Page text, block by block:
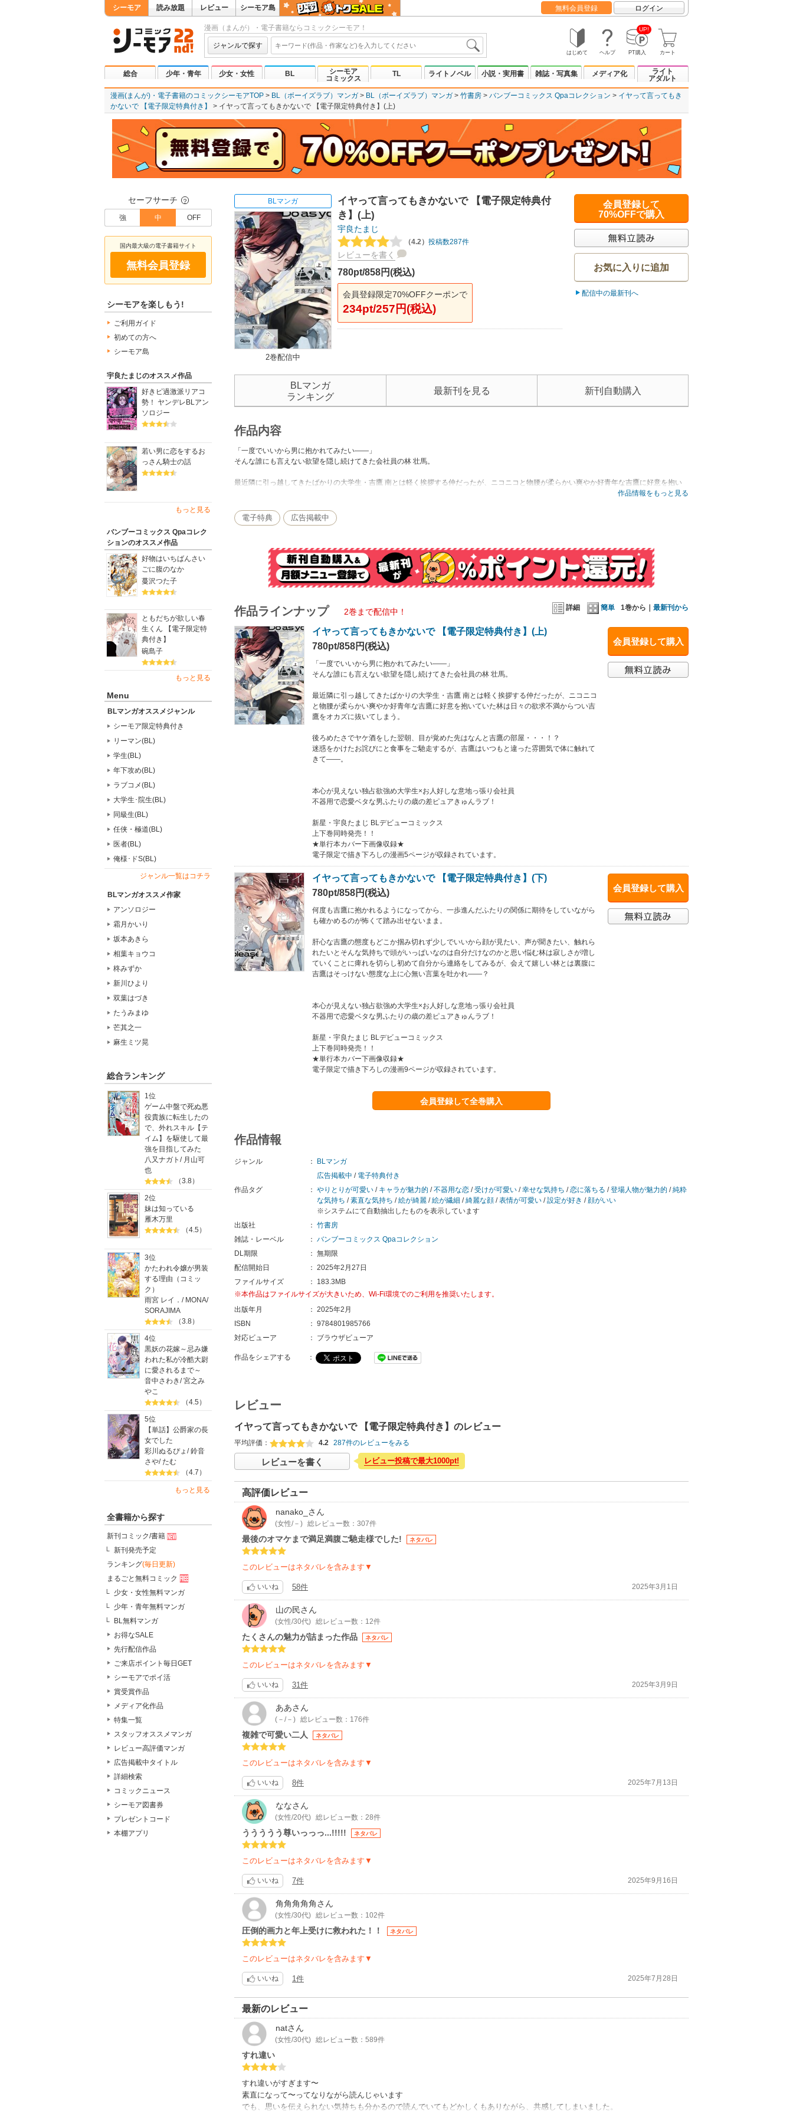
シーモア 読み放題 レビュー シーモア島 無料会員登録 ログイン
漫画（まんが）・電子書籍ならコミックシーモア！
ジャンルで探す
はじめて ヘルプ
UP!
PT購入 カート
総合 少年・青年 少女・女性 BL
シーモア
コミックス
TL ライトノベル 小説・実用書 雑誌・写真集 メディア化
ライト
アダルト
漫画(まんが)・電子書籍のコミックシーモアTOP BL（ボーイズラブ）マンガ BL（ボーイズラブ）マンガ 竹書房 バンブーコミックス Qpaコレクション
イヤって言ってもき
かないで 【電子限定特典付き】
イヤって言ってもきかないで 【電子限定特典付き】(上)
セーフサーチ ？
強 中 OFF
国内最大級の電子書籍サイト
無料会員登録
シーモアを楽しもう!
ご利用ガイド
初めての方へ
シーモア島
宇良たまじのオススメ作品
好きピ過激派リアコ
勢！ ヤンデレBLアン
ソロジー
若い男に恋をするお
っさん騎士の話
もっと見る
バンブーコミックス Qpaコレク
ションのオススメ作品
好物はいちばんさい
ごに腹のなか
蔓沢つた子
ともだちが欲しい春
生くん 【電子限定特
典付き】
碗島子
もっと見る
Menu
BLマンガオススメジャンル
シーモア限定特典付き
リーマン(BL)
学生(BL)
年下攻め(BL)
ラブコメ(BL)
大学生･院生(BL)
同級生(BL)
任侠・極道(BL)
医者(BL)
俺様･ドS(BL)
ジャンル一覧はコチラ
BLマンガオススメ作家
アンソロジー
霜月かいり
坂本あきら
相葉キョウコ
柊みずか
新川ひより
双葉はづき
たうみまゆ
芒其之一
麻生ミツ晃
総合ランキング
1位
ゲーム中盤で死ぬ悪
役貴族に転生したの
で、外れスキル【テ
イム】を駆使して最
強を目指してみた
八又ナガト / 月山可
也
（3.8）
2位
妹は知っている
雁木万里
（4.5）
3位
かたわれ令嬢が男装
する理由（コミッ
ク）
雨宮 レイ． / MONA/
SORAJIMA
（3.8）
4位
黒妖の花嫁～忌み嫌
われた私が冷酷大尉
に愛されるまで～
音中さわき/宮之み
やこ
（4.5）
5位
【単話】公爵家の長
女でした
彩川ぬるぴょ /鈴音
さや/たむ
（4.7）
もっと見る
全書籍から探す
新刊コミック/書籍
新刊発売予定
ランキング(毎日更新)
まるごと無料コミック
少女・女性無料マンガ
少年・青年無料マンガ
BL無料マンガ
お得なSALE
先行配信作品
ご来店ポイント毎日GET
シーモアでポイ活
賞受賞作品
メディア化作品
特集一覧
スタッフオススメマンガ
レビュー高評価マンガ
広告掲載中タイトル
詳細検索
コミックニュース
シーモア図書券
プレゼントコード
本棚アプリ
BLマンガ
2巻配信中
イヤって言ってもきかないで 【電子限定特典付
き】(上)
宇良たまじ
（4.2） 投稿数287件
レビューを書く
780pt/858円(税込)
会員登録限定70%OFFクーポンで
234pt/257円(税込)
会員登録して
70%OFFで購入
お気に入りに追加
配信中の最新刊へ
BLマンガ
ランキング
最新刊を見る 新刊自動購入
作品内容
「一度でいいから男に抱かれてみたい――」
そんな誰にも言えない欲望を隠し続けてきた会社員の林 壮馬。
最近隣に引っ越してきたばかりの大学生・吉鷹 南とは軽く挨拶する仲だったが、ニコニコと物腰が柔らかい爽やか好青年な吉鷹に好意を抱い
後ろめたさでヤケ酒をした翌朝、目が覚めた先はなんと吉鷹の部屋・・・！？
迷惑をかけたお詫びにと食事をご馳走するが、吉鷹はいつもと違った雰囲気で体に触れてきて――。
本心が見えない独占欲強め大学生×お人好しな意地っ張り会社員
不器用で恋愛ベタな男ふたりの歳の差ピュアきゅんラブ！
新星・宇良たまじ BLデビューコミックス
★単行本カバー下画像収録★
作品情報をもっと見る
電子特典 広告掲載中
詳細 簡単 1巻から｜ 最新刊から
作品ラインナップ 2巻まで配信中！
会員登録して購入
イヤって言ってもきかないで 【電子限定特典付き】(上)
780pt/858円(税込)
「一度でいいから男に抱かれてみたい――」
そんな誰にも言えない欲望を隠し続けてきた会社員の林 壮馬。
最近隣に引っ越してきたばかりの大学生・吉鷹 南とは軽く挨拶する仲だったが、ニコニコ
と物腰が柔らかい爽やか好青年な吉鷹に好意を抱いていた林は日々の欲求不満からつい吉
鷹をオカズに抜いてしまう。
後ろめたさでヤケ酒をした翌朝、目が覚めた先はなんと吉鷹の部屋・・・！？
迷惑をかけたお詫びにと食事をご馳走するが、吉鷹はいつもと違った雰囲気で体に触れて
きて――。
本心が見えない独占欲強め大学生×お人好しな意地っ張り会社員
不器用で恋愛ベタな男ふたりの歳の差ピュアきゅんラブ！
新星・宇良たまじ BLデビューコミックス
上下巻同時発売！！
★単行本カバー下画像収録★
電子限定で描き下ろしの漫画5ページが収録されています。
会員登録して購入
イヤって言ってもきかないで 【電子限定特典付き】(下)
780pt/858円(税込)
何度も吉鷹に抱かれるようになってから、一歩進んだふたりの関係に期待をしていながら
も確かめるのが怖くて踏み出せないまま。
肝心な吉鷹の態度もどこか掴み切れず少しでいいから顔が見たい、声が聞きたい、触れら
れたいとそんな気持ちで頭がいっぱいなのは自分だけなのかと思い悩む林は寂しさが増し
ていくことに痺れを切らし初めて自分から連絡をしてみるが、会えて嬉しい林とは裏腹に
吉鷹はそっけない態度な上に心無い言葉を吐かれ――？
本心が見えない独占欲強め大学生×お人好しな意地っ張り会社員
不器用で恋愛ベタな男ふたりの歳の差ピュアきゅんラブ！
新星・宇良たまじ BLデビューコミックス
上下巻同時発売！！
★単行本カバー下画像収録★
電子限定で描き下ろしの漫画9ページが収録されています。
会員登録して全巻購入
作品情報
ジャンル ：
BLマンガ
広告掲載中 / 電子特典付き
作品タグ
： やりとりが可愛い / キャラが魅力的 /不器用な恋 /受けが可愛い /幸せな気持ち /恋に落ちる /登場人物が魅力的 /純粋
な気持ち /素直な気持ち /絵が綺麗 /絵が繊細 /綺麗な顔 /表情が可愛い /設定が好き / 顔がいい
※システムにて自動抽出したものを表示しています
出版社
： 竹書房
雑誌・レーベル
： バンブーコミックス Qpaコレクション
DL期限
： 無期限
配信開始日
： 2025年2月27日
ファイルサイズ
：
183.3MB
※本作品はファイルサイズが大きいため、Wi-Fi環境でのご利用を推奨いたします。
出版年月
： 2025年2月
ISBN
： 9784801985766
対応ビューア
： ブラウザビューア
作品をシェアする ：
レビュー
イヤって言ってもきかないで 【電子限定特典付き】のレビュー
平均評価： 4.2 287件のレビューをみる
レビューを書く レビュー投稿で最大1000pt!
高評価レビュー
nanako_ さん
(女性/－) 総レビュー数：307件
最後のオマケまで満足満腹ご馳走様でした! ネタバレ
このレビューはネタバレを含みます▼
いいね 58件 2025年3月1日
山の民さん
(女性/30代) 総レビュー数：12件
たくさんの魅力が詰まった作品 ネタバレ
このレビューはネタバレを含みます▼
いいね 31件 2025年3月9日
ああさん
(－/－) 総レビュー数：176件
複雑で可愛い二人 ネタバレ
このレビューはネタバレを含みます▼
いいね 8件 2025年7月13日
ななさん
(女性/20代) 総レビュー数：28件
ううううう尊いっっっ...!!!!! ネタバレ
このレビューはネタバレを含みます▼
いいね 7件 2025年9月16日
角角角角角 さん
(女性/30代) 総レビュー数：102件
圧倒的画力と年上受けに救われた！！ ネタバレ
このレビューはネタバレを含みます▼
いいね 1件 2025年7月28日
最新のレビュー
natさん
(女性/30代) 総レビュー数：589件
すれ違い
すれ違いがすぎます〜
素直になって〜ってなりながら読んじゃいます
でも、思いを伝えられない気持ちも分かるので読んでいてもどかしくもありながら、共感してしまいました。